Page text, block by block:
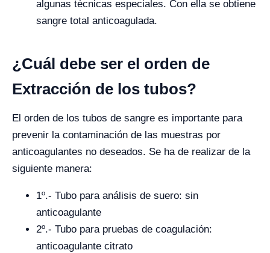
algunas técnicas especiales. Con ella se obtiene
sangre total anticoagulada.
¿Cuál debe ser el orden de
Extracción de los tubos?
El orden de los tubos de sangre es importante para
prevenir la contaminación de las muestras por
anticoagulantes no deseados. Se ha de realizar de la
siguiente manera:
1º.- Tubo para análisis de suero: sin
anticoagulante
2º.- Tubo para pruebas de coagulación:
anticoagulante citrato